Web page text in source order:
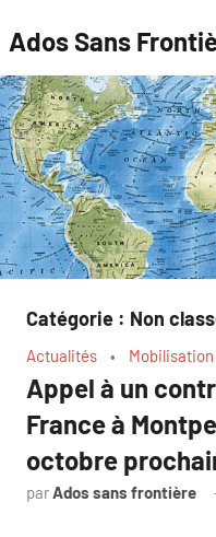
au
contenu
Ados Sans
Catégorie : Non
Actualités Mobilisation
Appel à un
France à
octobre
parAdos sans frontière